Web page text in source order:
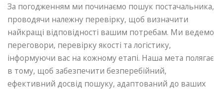
За погодженням ми починаємо пошук постачальника,
проводячи належну перевірку, щоб визначити
найкращі відповідності вашим потребам. Ми ведемо
переговори, перевірку якості та логістику,
інформуючи вас на кожному етапі. Наша мета полягає
в тому, щоб забезпечити безперебійний,
ефективний досвід пошуку, адаптований до ваших